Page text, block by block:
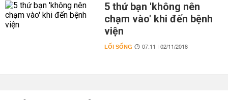
5 thứ bạn 'không nên
chạm vào' khi đến bệnh
viện
LỐI SỐNG 07:11 | 02/11/2018